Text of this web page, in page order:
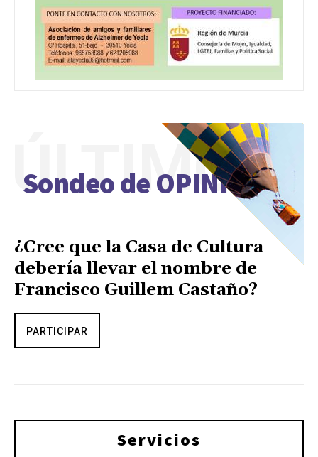
Sondeo de OPINIÓN
ÚLTIMO
¿Cree que la Casa de Cultura
debería llevar el nombre de
Francisco Guillem Castaño?
PARTICIPAR
Servicios